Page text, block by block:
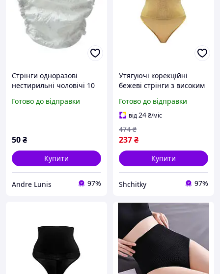
Стрінги одноразові
нестирильні чоловічі 10
Готово до відправки
50₴
Купити
Andre Lunis 97%
Утягуючі корекційні
бежеві стрінги з високим
розмір S
Готово до відправки
від24₴/міс
237₴
474 ₴
Купити
Shchitky 97%